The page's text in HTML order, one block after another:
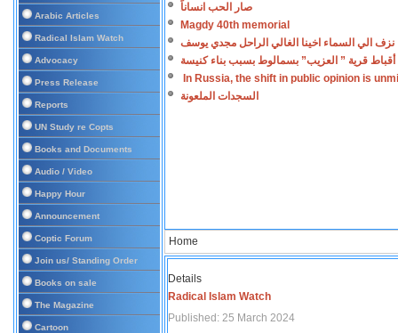
Arabic Articles
Radical Islam Watch
Advocacy
Press Release
Reports
UN Study re Copts
Books and Documents
Audio / Video
Happy Hour
Announcement
Coptic Forum
Join us/ Standing Order
Books on sale
The Magazine
Cartoon
صار الحب انساناً
Magdy 40th memorial
نزف الي السماء اخينا الغالي الراحل مجدي يوسف
أقباط قرية ” العزيب” بسمالوط بسبب بناء كنيسة
In Russia, the shift in public opinion is
السجدات الملعونة
Home
Details
Radical Islam Watch
Published: 25 March 2024